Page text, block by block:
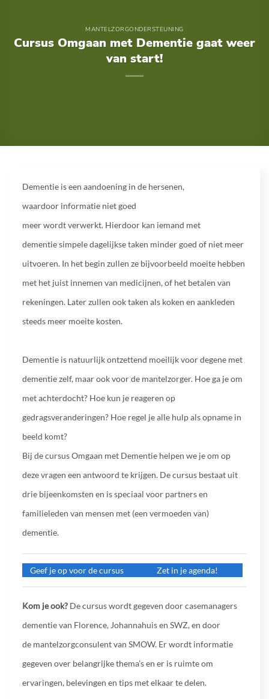
MANTELZORGONDERSTEUNING
Cursus Omgaan met Dementie gaat weer
van start!
Dementie is een aandoening in de hersenen,
waardoor informatie niet goed
meer wordt verwerkt. Hierdoor kan iemand met
dementie simpele dagelijkse taken minder goed of niet meer
uitvoeren. In het begin zullen ze bijvoorbeeld moeite hebben
met het juist innemen van medicijnen, of het betalen van
rekeningen. Later zullen ook taken als koken en aankleden
steeds meer moeite kosten.
Dementie is natuurlijk ontzettend moeilijk voor degene met
dementie zelf, maar ook voor de mantelzorger. Hoe ga je om
met achterdocht? Hoe kun je reageren op
gedragsveranderingen? Hoe regel je alle hulp als opname in
beeld komt?
Bij de cursus Omgaan met Dementie helpen we je om op
deze vragen een antwoord te krijgen. De cursus bestaat uit
drie bijeenkomsten en is speciaal voor partners en
familieleden van mensen met (een vermoeden van)
dementie.
Geef je op voor de cursus Zet in je agenda!
Kom je ook?De cursus wordt gegeven door casemanagers
dementie van Florence, Johannahuis en SWZ, en door
de mantelzorgconsulent van SMOW. Er wordt informatie
gegeven over belangrijke thema’s en er is ruimte om
ervaringen, belevingen en tips met elkaar te delen.